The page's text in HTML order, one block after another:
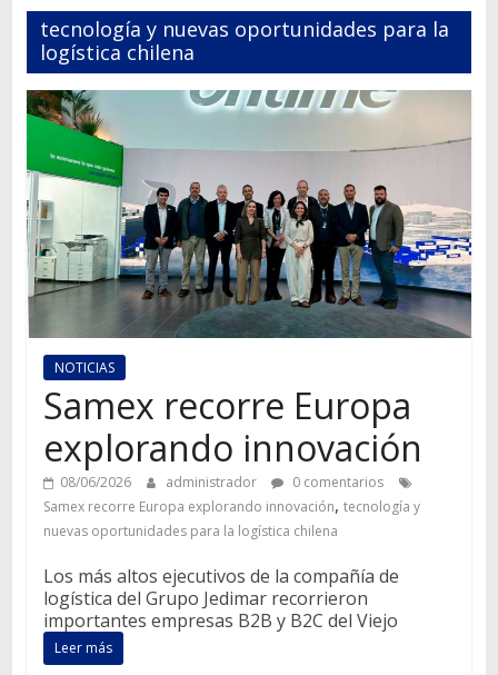
Autos,
camiones,
motos,
información
del
mundo
del
transporte
tecnología y nuevas oportunidades para la
logística chilena
NOTICIAS
Samex recorre Europa
explorando innovación
08/06/2026 administrador
0 comentarios
Samex recorre Europa explorando innovación, tecnología y
nuevas oportunidades para la logística chilena
Los más altos ejecutivos de la compañía de
logística del Grupo Jedimar recorrieron
importantes empresas B2B y B2C del Viejo
Leer más